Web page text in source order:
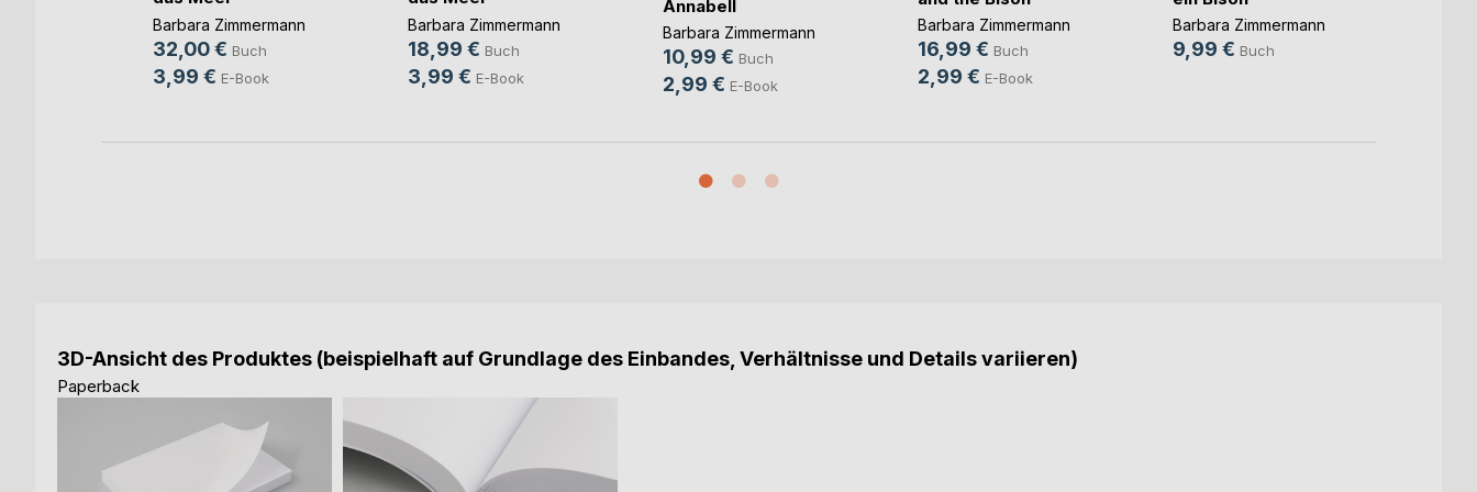
Barbara Zimmermann
32,00 € Buch
3,99 € E-Book
Barbara Zimmermann
18,99 € Buch
3,99 € E-Book
Annabell
Barbara Zimmermann
10,99 € Buch
2,99 € E-Book
Barbara Zimmermann
16,99 € Buch
2,99 € E-Book
Barbara Zimmermann
9,99 € Buch
3D-Ansicht des Produktes (beispielhaft auf Grundlage des Einbandes, Verhältnisse und Details variieren)
Paperback